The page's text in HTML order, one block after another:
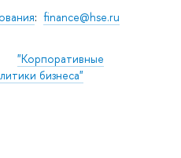
: finance@hse.ru
"Корпоративные
бизнеса"